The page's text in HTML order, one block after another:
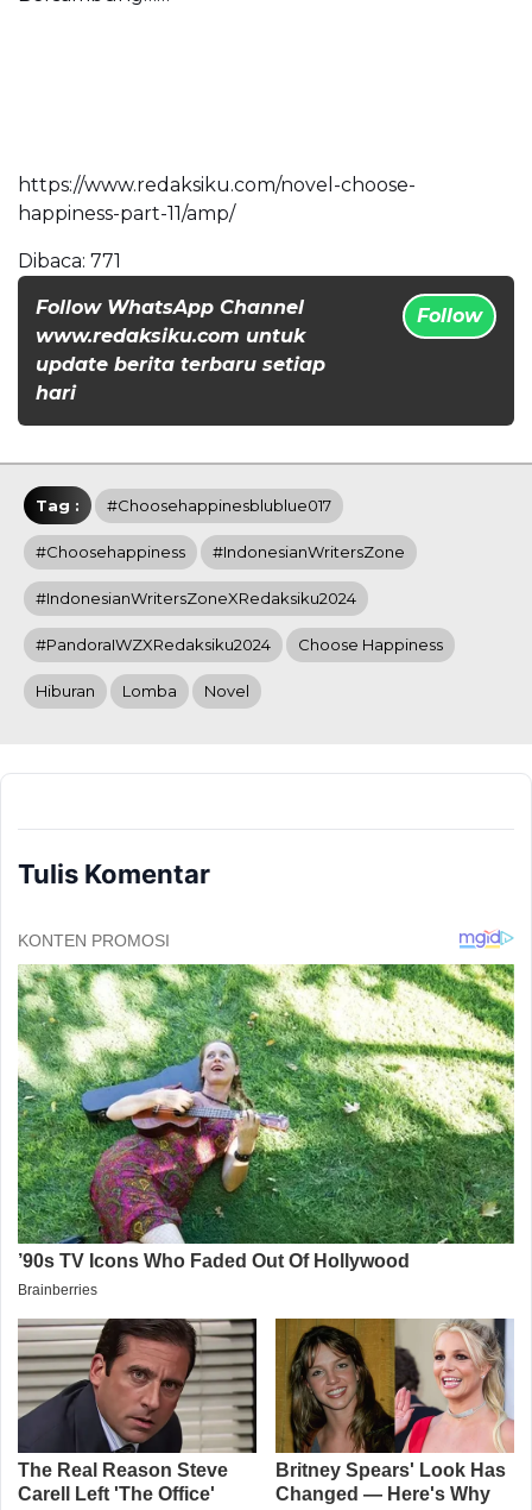
https://www.redaksiku.com/novel-choose-
happiness-part-11/amp/
Dibaca: 771
Follow WhatsApp Channel
www.redaksiku.com untuk
update berita terbaru setiap
hari
Follow
Tag : #Choosehappinesblublue017
#Choosehappiness #IndonesianWritersZone
#IndonesianWritersZoneXRedaksiku2024
#PandoraIWZXRedaksiku2024 Choose Happiness
Hiburan Lomba Novel
Tulis Komentar